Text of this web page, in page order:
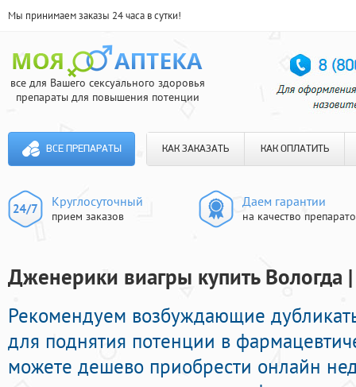
Мы принимаем заказы 24 часа в сутки!
все для Вашего сексуального здоровья
препараты для повышения потенции
ВСЕ ПРЕПАРАТЫ КАК ЗАКАЗАТЬ КАК ОПЛАТИТЬ
Круглосуточный
прием заказов
Даем гарантии
на качество
Дженерики виагры купить Вологда
Рекомендуем возбуждающие
для поднятия потенции в
можете дешево приобрести онлайн